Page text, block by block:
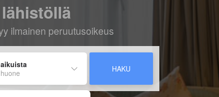
ilmainen peruutusoikeus
HAKU